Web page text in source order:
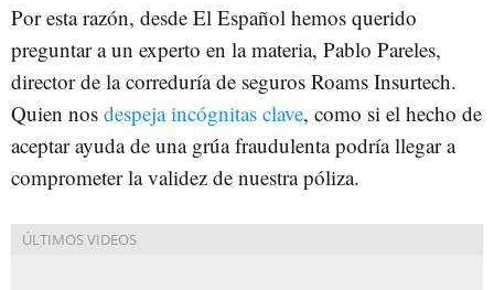
Por esta razón, desde El Español hemos querido
preguntar a un experto en la materia, Pablo Pareles,
director de la correduría de seguros Roams Insurtech.
Quien nos despeja incógnitas clave, como si el hecho de
aceptar ayuda de una grúa fraudulenta podría llegar a
comprometer la validez de nuestra póliza.